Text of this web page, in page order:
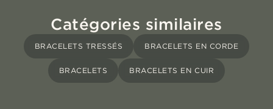
Catégories similaires
BRACELETS TRESSÉS BRACELETS EN CORDE
BRACELETS BRACELETS EN CUIR